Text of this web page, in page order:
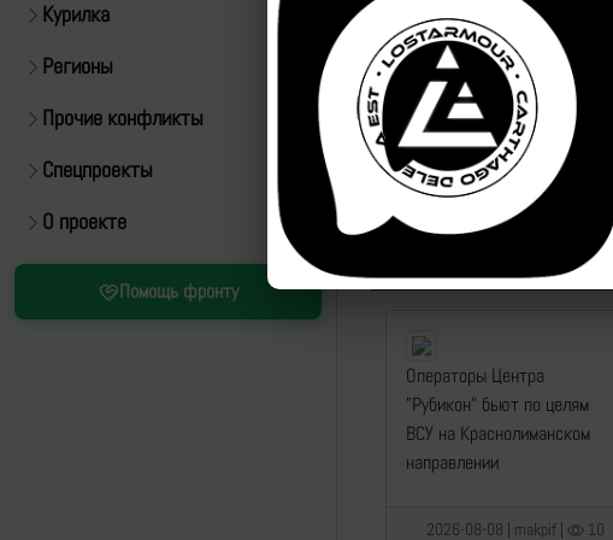
Курилка
Регионы
Прочие конфликты
Спецпроекты
О проекте
Помощь фронту
Операторы Центра
"Рубикон" бьют по целям
ВСУ на Краснолиманском
направлении
2026-08-08 | makpif | 10